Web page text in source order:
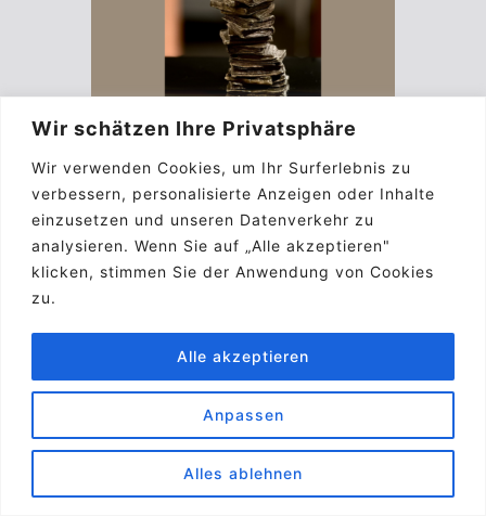
Wir schätzen Ihre Privatsphäre
Wir verwenden Cookies, um Ihr Surferlebnis zu
verbessern, personalisierte Anzeigen oder Inhalte
einzusetzen und unseren Datenverkehr zu
analysieren. Wenn Sie auf „Alle akzeptieren"
klicken, stimmen Sie der Anwendung von Cookies
zu.
Anpassen
Alles ablehnen
Alle akzeptieren